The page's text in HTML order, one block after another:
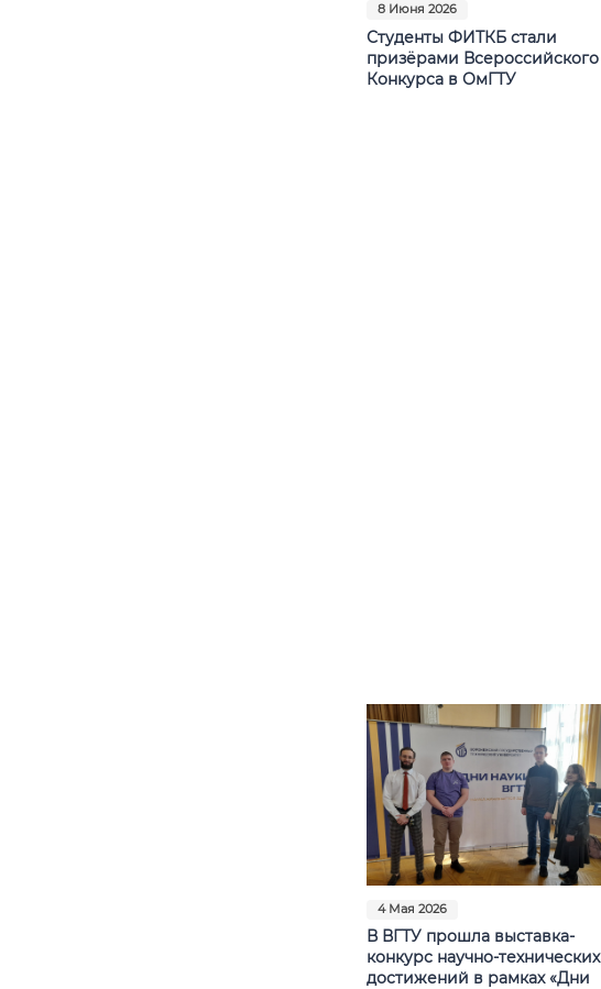
8 Июня 2026
Студенты ФИТКБ стали
призёрами Всероссийского
Конкурса в ОмГТУ
4 Мая 2026
В ВГТУ прошла выставка-
конкурс научно-технических
достижений в рамках «Дни